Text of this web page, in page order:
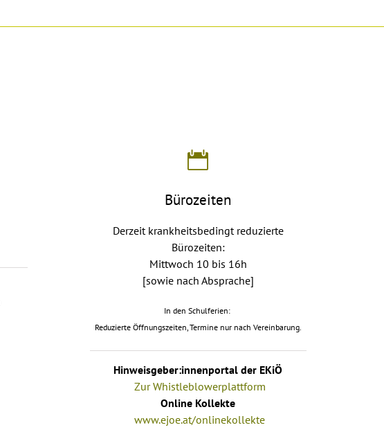
Bürozeiten
Derzeit krankheitsbedingt reduzierte
Bürozeiten:
Mittwoch 10 bis 16h
[sowie nach Absprache]
In den Schulferien:
Reduzierte Öffnungszeiten, Termine nur nach Vereinbarung.
Hinweisgeber:innenportal der EKiÖ
Zur Whistleblowerplattform
Online Kollekte
www.ejoe.at/onlinekollekte